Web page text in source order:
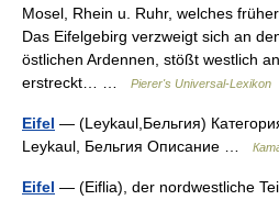
Mosel, Rhein u. Ruhr, welches
Das Eifelgebirg verzweigt sich an
östlichen Ardennen, stößt westlich
erstreckt… …
Pierer's Universal-Lexikon
Eifel — (Leykaul,Бельгия)
Leykaul, Бельгия Описание …
Eifel — (Eiflia), der nordwestliche